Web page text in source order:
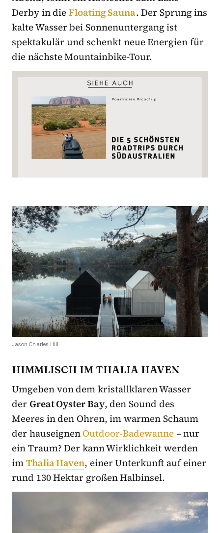
Derby in dieFloating Sauna. Der Sprung ins
kalte Wasser bei Sonnenuntergang ist
spektakulär und schenkt neue Energien für
die nächste Mountainbike-Tour.
Jason Charles Hill
HIMMLISCH IM THALIA HAVEN
Umgeben von dem kristallklaren Wasser
derGreat Oyster Bay, den Sound des
Meeres in den Ohren, im warmen Schaum
der hauseignenOutdoor-Badewanne– nur
ein Traum? Der kann Wirklichkeit werden
imThalia Haven, einer Unterkunft auf einer
rund 130 Hektar großen Halbinsel.